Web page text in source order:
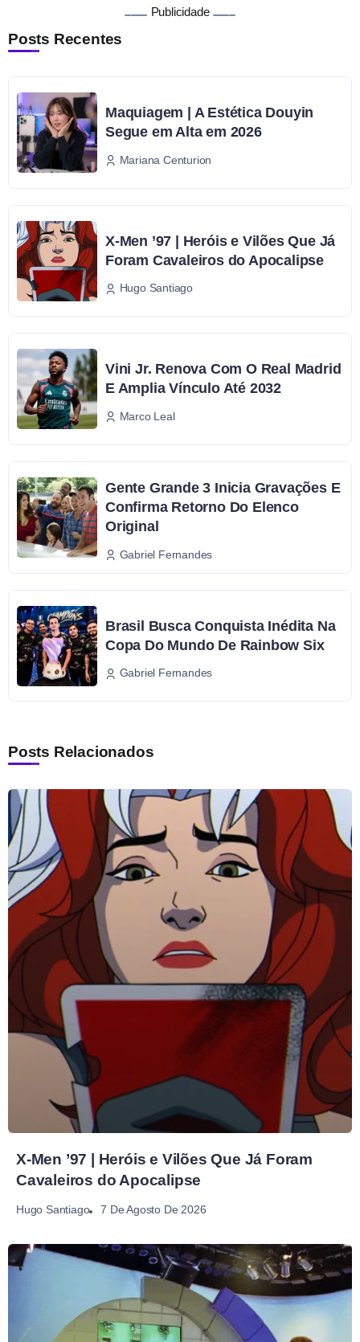
Publicidade
Posts Recentes
Maquiagem | A Estética Douyin
Segue em Alta em 2026
Mariana Centurion
X-Men ’97 | Heróis e Vilões Que Já
Foram Cavaleiros do Apocalipse
Hugo Santiago
Vini Jr. Renova Com O Real Madrid
E Amplia Vínculo Até 2032
Marco Leal
Gente Grande 3 Inicia Gravações E
Confirma Retorno Do Elenco
Original
Gabriel Fernandes
Brasil Busca Conquista Inédita Na
Copa Do Mundo De Rainbow Six
Gabriel Fernandes
Posts Relacionados
X-Men ’97 | Heróis e Vilões Que Já Foram
Cavaleiros do Apocalipse
Hugo Santiago 7 De Agosto De 2026